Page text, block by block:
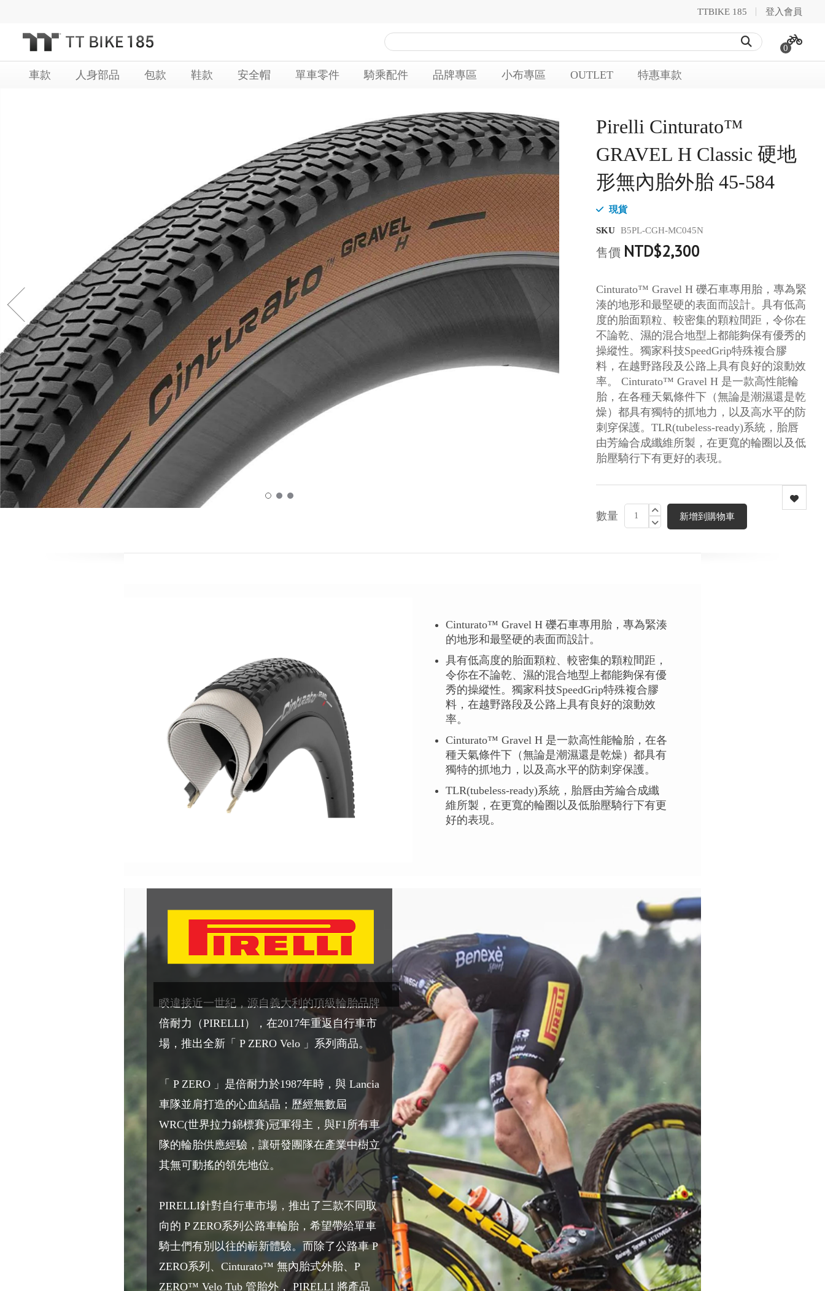
TTBIKE 185
登入會員
0
車款 人身部品 包款 鞋款 安全帽 單車零件 騎乘配件 品牌專區 小布專區 OUTLET 特惠車款
Pirelli Cinturato™
GRAVEL H Classic 硬地
形無內胎外胎 45-584
現貨
SKU B5PL-CGH-MC045N
售價 NTD$2,300
Cinturato™ Gravel H 礫石車專用胎，專為緊
湊的地形和最堅硬的表面而設計。具有低高
度的胎面顆粒、較密集的顆粒間距，令你在
不論乾、濕的混合地型上都能夠保有優秀的
操縱性。獨家科技SpeedGrip特殊複合膠
料，在越野路段及公路上具有良好的滾動效
率。 Cinturato™ Gravel H 是一款高性能輪
胎，在各種天氣條件下（無論是潮濕還是乾
燥）都具有獨特的抓地力，以及高水平的防
刺穿保護。TLR(tubeless-ready)系統，胎唇
由芳綸合成纖維所製，在更寬的輪圈以及低
胎壓騎行下有更好的表現。
數量 新增到購物車
Cinturato™ Gravel H 礫石車專用胎，專為緊湊
的地形和最堅硬的表面而設計。
具有低高度的胎面顆粒、較密集的顆粒間距，
令你在不論乾、濕的混合地型上都能夠保有優
秀的操縱性。獨家科技SpeedGrip特殊複合膠
料，在越野路段及公路上具有良好的滾動效
率。
Cinturato™ Gravel H 是一款高性能輪胎，在各
種天氣條件下（無論是潮濕還是乾燥）都具有
獨特的抓地力，以及高水平的防刺穿保護。
TLR(tubeless-ready)系統，胎唇由芳綸合成纖
維所製，在更寬的輪圈以及低胎壓騎行下有更
好的表現。
睽違接近一世紀，源自義大利的頂級輪胎品牌
倍耐力（PIRELLI），在2017年重返自行車市
場，推出全新「 P ZERO Velo 」系列商品。
「 P ZERO 」是倍耐力於1987年時，與 Lancia
車隊並肩打造的心血結晶；歷經無數屆
WRC(世界拉力錦標賽)冠軍得主，與F1所有車
隊的輪胎供應經驗，讓研發團隊在產業中樹立
其無可動搖的領先地位。
PIRELLI針對自行車市場，推出了三款不同取
向的 P ZERO系列公路車輪胎，希望帶給單車
騎士們有別以往的嶄新體驗。而除了公路車 P
ZERO系列、Cinturato™ 無內胎式外胎、P
ZERO™ Velo Tub 管胎外， PIRELLI 將產品